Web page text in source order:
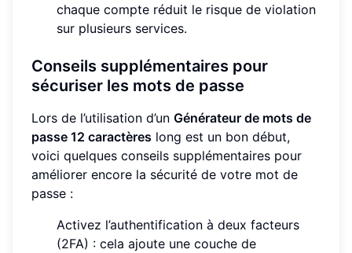
chaque compte réduit le risque de violation
sur plusieurs services.
Conseils supplémentaires pour
sécuriser les mots de passe
Lors de l’utilisation d’un Générateur de mots de
passe 12 caractères long est un bon début,
voici quelques conseils supplémentaires pour
améliorer encore la sécurité de votre mot de
passe :
Activez l’authentification à deux facteurs
(2FA) : cela ajoute une couche de